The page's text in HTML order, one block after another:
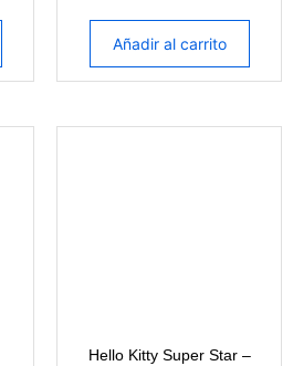
Añadir al carrito
Hello Kitty Super Star –